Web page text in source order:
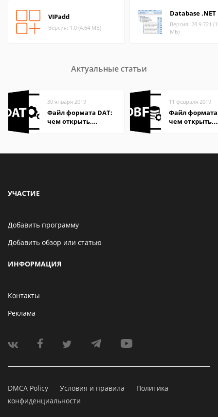
VIPadd
Версия: 1.0 (4.64 МБ)
Database .NET
Версия: 28.9.721
МБ)
Актуальные статьи
30 января 2019
Файл формата DAT:
чем открыть,
11 февраля 2019
Файл формата
чем открыть,
УЧАСТИЕ
Добавить программу
Добавить обзор или статью
ИНФОРМАЦИЯ
Контакты
Реклама
DMCA Policy Условия и правила
Политика
конфиденциальности